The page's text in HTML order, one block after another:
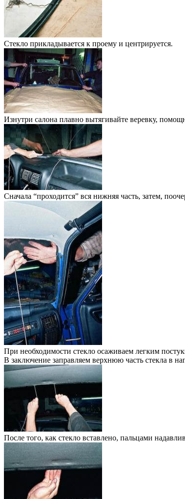
Стекло прикладывается к проему и центрируется.
Изнутри салона плавно вытягивайте веревку,
Сначала “проходится” вся нижняя часть, затем,
При необходимости стекло осаживаем легким
В заключение заправляем верхнюю часть стекла в
После того, как стекло вставлено, пальцами